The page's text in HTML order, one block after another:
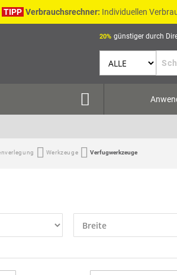
TIPP Verbrauchsrechner: Individuellen
20% günstiger durch
Werkzeuge Verfugwerkzeuge